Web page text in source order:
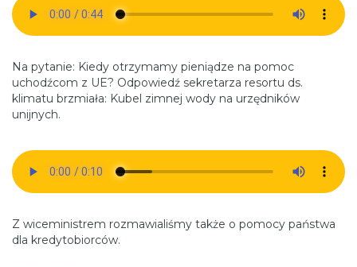
Na pytanie: Kiedy otrzymamy pieniądze na pomoc
uchodźcom z UE? Odpowiedź sekretarza resortu ds.
klimatu brzmiała: Kubel zimnej wody na urzędników
unijnych.
Z wiceministrem rozmawialiśmy także o pomocy państwa
dla kredytobiorców.